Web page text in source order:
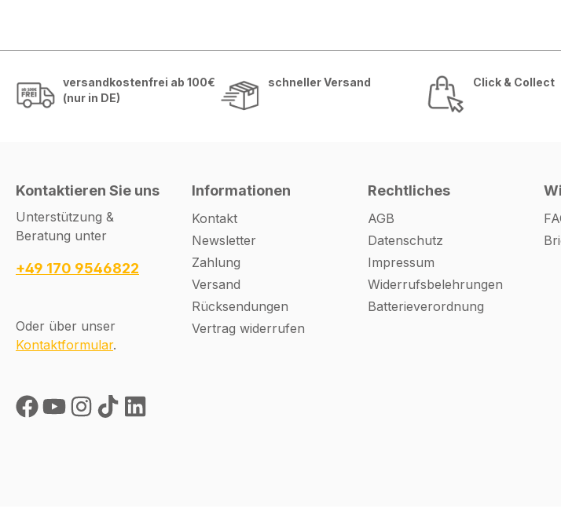
versandkostenfrei ab 100€
(nur in DE)
schneller Versand Click & Collect
Kontaktieren Sie uns
Unterstützung &
Beratung unter
+49 170 9546822
Oder über unser
Kontaktformular.
Informationen
Kontakt
Newsletter
Zahlung
Versand
Rücksendungen
Vertrag widerrufen
Rechtliches
AGB
Datenschutz
Impressum
Widerrufsbelehrungen
Batterieverordnung